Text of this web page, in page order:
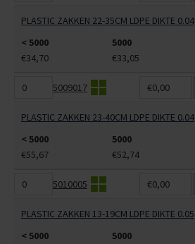
PLASTIC ZAKKEN 22-35CM LDPE DIKTE 0.04
< 5000
5000
€34,70
€33,05
5009017 €0,00
PLASTIC ZAKKEN 23-40CM LDPE DIKTE 0.04
< 5000
5000
€55,67
€52,74
5010005 €0,00
PLASTIC ZAKKEN 13-19CM LDPE DIKTE 0.05
< 5000
5000